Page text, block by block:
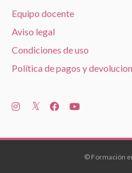
Equipo docente
Aviso legal
Condiciones de uso
Política de pagos y
© Formación